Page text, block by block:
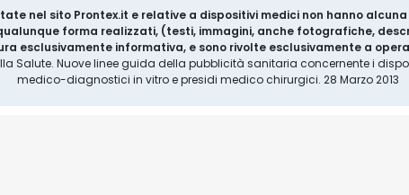
nel sito Prontex.it e relative a dispositivi medici non hanno
forma realizzati, (testi, immagini, anche fotografiche,
esclusivamente informativa, e sono rivolte esclusivamente a
Salute. Nuove linee guida della pubblicità sanitaria concernente i
medico-diagnostici in vitro e presidi medico chirurgici. 28 Marzo 2013